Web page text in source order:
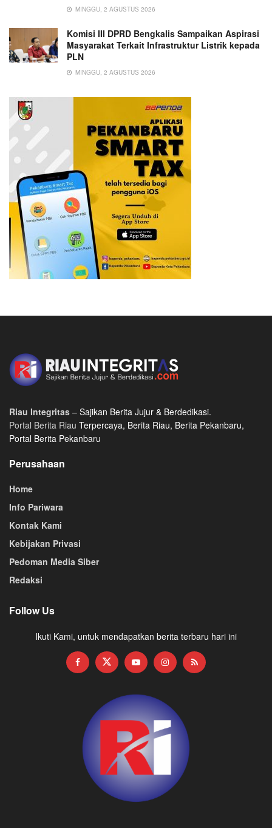
MINGGU, 2 AGUSTUS 2026
Komisi III DPRD Bengkalis Sampaikan Aspirasi
Masyarakat Terkait Infrastruktur Listrik kepada
PLN
MINGGU, 2 AGUSTUS 2026
Riau Integritas – Sajikan Berita Jujur & Berdedikasi.
Portal Berita Riau Terpercaya, Berita Riau, Berita Pekanbaru,
Portal Berita Pekanbaru
Perusahaan
Home
Info Pariwara
Kontak Kami
Kebijakan Privasi
Pedoman Media Siber
Redaksi
Follow Us
Ikuti Kami, untuk mendapatkan berita terbaru hari ini